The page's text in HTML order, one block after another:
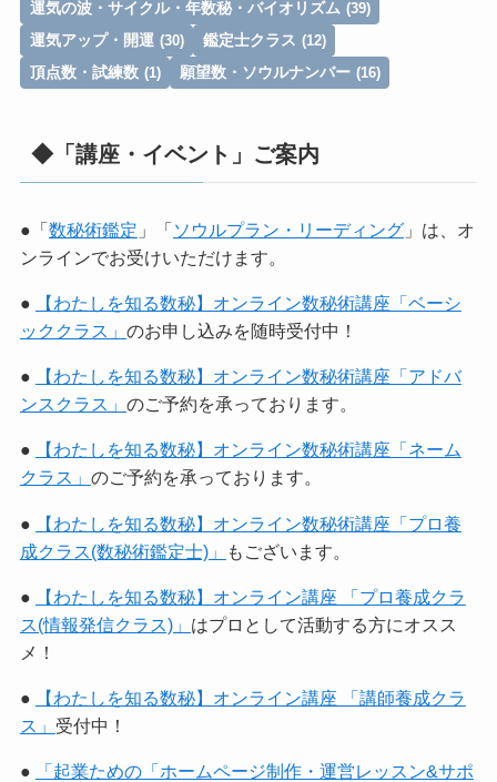
運気の波・サイクル・年数秘・バイオリズム (39)
運気アップ・開運 (30) 鑑定士クラス (12)
頂点数・試練数 (1) 願望数・ソウルナンバー (16)
◆「講座・イベント」ご案内
●「数秘術鑑定 」「ソウルプラン・リーディング」は、オ
ンラインでお受けいただけます。
●
【わたしを知る数秘】オンライン数秘術講座「ベーシ
ッククラス」 のお申し込みを随時受付中！
●
【わたしを知る数秘】オンライン数秘術講座「アドバ
ンスクラス」 のご予約を承っております。
●
【わたしを知る数秘】オンライン数秘術講座「ネーム
クラス」 のご予約を承っております。
●
【わたしを知る数秘】オンライン数秘術講座「プロ養
成クラス(数秘術鑑定士)」
もございます。
●
【わたしを知る数秘】オンライン講座 「プロ養成クラ
ス(情報発信クラス)」 はプロとして活動する方にオスス
メ！
●
【わたしを知る数秘】オンライン講座 「講師養成クラ
ス」 受付中！
●
「起業ための「ホームページ制作・運営レッスン&サポ